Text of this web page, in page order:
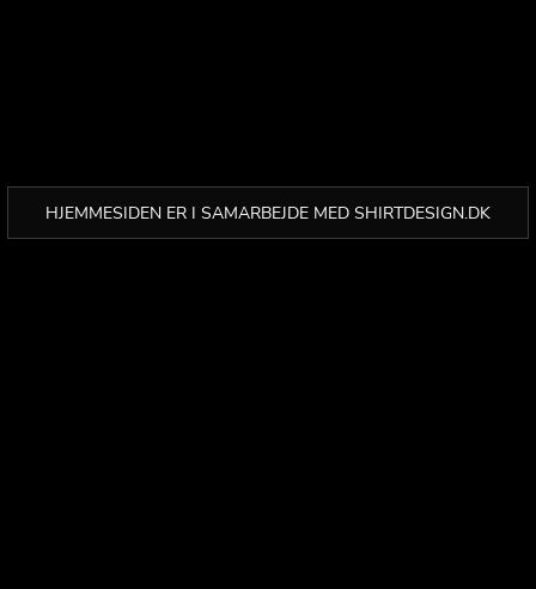
HJEMMESIDEN ER I SAMARBEJDE MED SHIRTDESIGN.DK